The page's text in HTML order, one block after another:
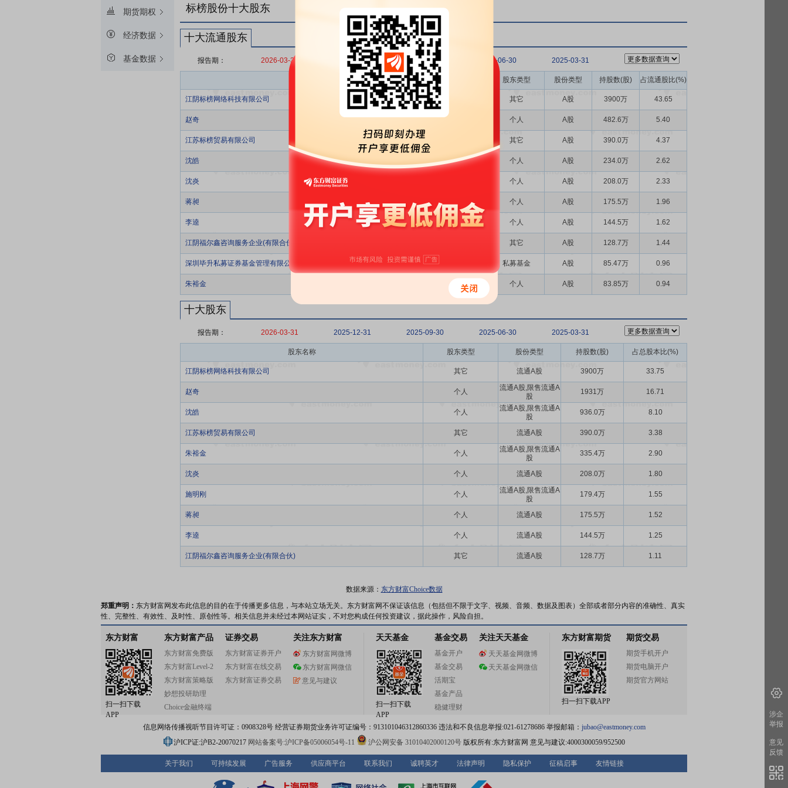
期货期权
经济数据
基金数据
标榜股份十大股东
十大流通股东
报告期： 2026-03-31 2025-12-31 2025-09-30 2025-06-30 2025-03-31
股东名称 股东类型 股份类型 持股数(股) 占流通股比(%)
江阴标榜网络科技有限公司 其它 A股 3900万 43.65
赵奇 个人 A股 482.6万 5.40
江苏标榜贸易有限公司 其它 A股 390.0万 4.37
沈皓 个人 A股 234.0万 2.62
沈炎 个人 A股 208.0万 2.33
蒋昶 个人 A股 175.5万 1.96
李逵 个人 A股 144.5万 1.62
江阴福尔鑫咨询服务企业(有限合伙) 其它 A股 128.7万 1.44
深圳毕升私募证券基金管理有限公司-必胜年年升1号私募基金 私募基金 A股 85.47万 0.96
朱裕金 个人 A股 83.85万 0.94
十大股东
报告期： 2026-03-31 2025-12-31 2025-09-30 2025-06-30 2025-03-31
股东名称 股东类型 股份类型 持股数(股) 占总股本比(%)
江阴标榜网络科技有限公司 其它 流通A股 3900万 33.75
赵奇 个人
流通A股,限售流通A
股
1931万 16.71
沈皓 个人
流通A股,限售流通A
股
936.0万 8.10
江苏标榜贸易有限公司 其它 流通A股 390.0万 3.38
朱裕金 个人
流通A股,限售流通A
股
335.4万 2.90
沈炎 个人 流通A股 208.0万 1.80
施明刚 个人
流通A股,限售流通A
股
179.4万 1.55
蒋昶 个人 流通A股 175.5万 1.52
李逵 个人 流通A股 144.5万 1.25
江阴福尔鑫咨询服务企业(有限合伙) 其它 流通A股 128.7万 1.11
数据来源： 东方财富Choice数据
郑重声明： 东方财富网发布此信息的目的在于传播更多信息，与本站立场无关。东方财富网不保证该信息（包括但不限于文字、视频、音频、数据及图表）全部或者部分内容的准确性、真实
性、完整性、有效性、及时性、原创性等。相关信息并未经过本网站证实，不对您构成任何投资建议，据此操作，风险自担。
东方财富
扫一扫下载
APP
东方财富产品
东方财富免费版
东方财富Level-2
东方财富策略版
妙想投研助理
Choice金融终端
证券交易
东方财富证券开户
东方财富在线交易
东方财富证券交易
关注东方财富
东方财富网微博
东方财富网微信
意见与建议
天天基金
扫一扫下载
APP
基金交易
基金开户
基金交易
活期宝
基金产品
稳健理财
关注天天基金
天天基金网微博
天天基金网微信
东方财富期货
扫一扫下载APP
期货交易
期货手机开户
期货电脑开户
期货官方网站
信息网络传播视听节目许可证：0908328号 经营证券期货业务许可证编号：913101046312860336 违法和不良信息举报:021-61278686 举报邮箱： jubao@eastmoney.com
沪ICP证:沪B2-20070217 网站备案号:沪ICP备05006054号-11 沪公网安备 31010402000120号版权所有:东方财富网 意见与建议:4000300059/952500
关于我们 可持续发展 广告服务 供应商平台 联系我们 诚聘英才 法律声明 隐私保护 征稿启事 友情链接
涉企
举报
意见
反馈